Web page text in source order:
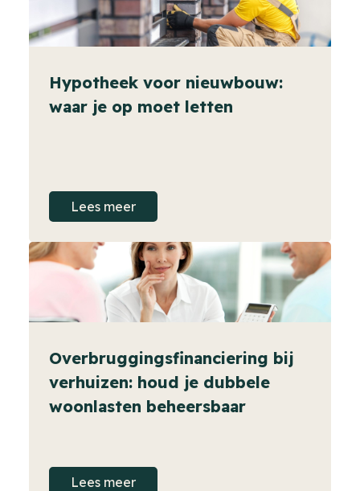
Hypotheek voor nieuwbouw:
waar je op moet letten
Lees meer
Overbruggingsfinanciering bij
verhuizen: houd je dubbele
woonlasten beheersbaar
Lees meer